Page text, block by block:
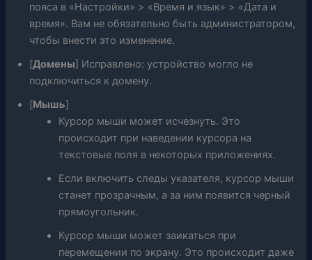
пояса в «Настройки» > «Время и язык» > «Дата и
время». Вам не обязательно быть администратором,
чтобы внести это изменение.
[Домены] Исправлено: устройство могло не
подключиться к домену.
[Мышь]
Курсор мыши может исчезнуть. Это
происходит при наведении курсора на
текстовые поля в некоторых приложениях.
Если включить следы указателя, курсор мыши
станет прозрачным, а за ним появится черный
прямоугольник.
Курсор мыши может заикаться при
перемещении по экрану. Это происходит даже